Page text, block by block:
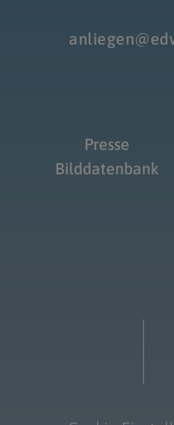
Presse
Bilddatenbank